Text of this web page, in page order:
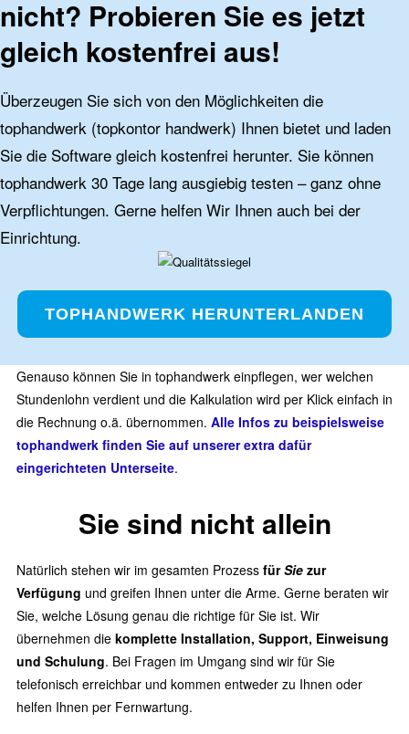
nicht? Probieren Sie es jetzt
gleich kostenfrei aus!
Überzeugen Sie sich von den Möglichkeiten die
tophandwerk (topkontor handwerk) Ihnen bietet und laden
Sie die Software gleich kostenfrei herunter. Sie können
tophandwerk 30 Tage lang ausgiebig testen – ganz ohne
Verpflichtungen. Gerne helfen Wir Ihnen auch bei der
Einrichtung.
TOPHANDWERK HERUNTERLANDEN
Genauso können Sie in tophandwerk einpflegen, wer welchen
Stundenlohn verdient und die Kalkulation wird per Klick einfach in
die Rechnung o.ä. übernommen. Alle Infos zu beispielsweise
tophandwerk finden Sie auf unserer extra dafür
eingerichteten Unterseite.
Sie sind nicht allein
Natürlich stehen wir im gesamten Prozess fürSiezur
Verfügung und greifen Ihnen unter die Arme. Gerne beraten wir
Sie, welche Lösung genau die richtige für Sie ist. Wir
übernehmen die komplette Installation, Support, Einweisung
und Schulung. Bei Fragen im Umgang sind wir für Sie
telefonisch erreichbar und kommen entweder zu Ihnen oder
helfen Ihnen per Fernwartung.